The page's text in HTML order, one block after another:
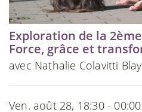
Exploration de la
Force, grâce et
avec Nathalie Colavitti
Ven. août 28, 18:30 - 00:00